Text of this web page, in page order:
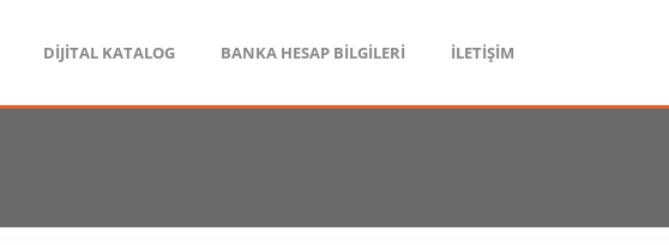
DİJİTAL KATALOG BANKA HESAP BİLGİLERİ İLETİŞİM